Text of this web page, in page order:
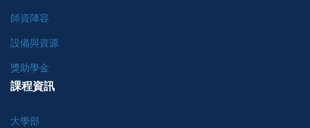
師資陣容
設備與資源
獎助學金
課程資訊
大學部